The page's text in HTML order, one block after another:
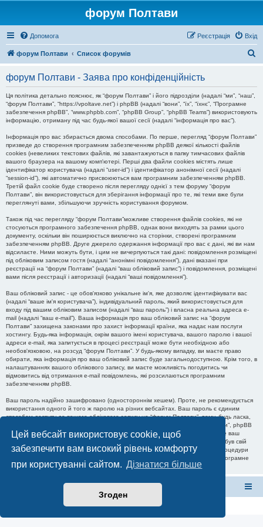
Цей вебсайт використовує cookie, щоб
забезпечити вам високий рівень комфорту
при користуванні сайтом. Дізнатися більше
Згоден
форум Полтави
Допомога Вхід
Реєстрація
форум Полтави Список форумів
форум Полтави - Заява про конфіденційність
Ця політика детально пояснює, як “форум Полтави” і його підрозділи (надалі “ми”, “наш”,
“форум Полтави”, “https://vpoltave.net”) і phpBB (надалі “вони”, “їх”, “їхнє”, “Програмне
забезпечення phpBB”, “www.phpbb.com”, “phpBB Group”, “phpBB Teams”) використовують
інформацію, отриману під час будь-якої вашої сесії (надалі “інформація про вас”).
Інформація про вас збирається двома способами. По перше, перегляд “форум Полтави”
призведе до створення програмним забезпеченням phpBB деякої кількості файлів
cookies (невеликих текстових файлів, які завантажуються в папку тимчасових файлів
вашого браузера на вашому комп'ютері. Перші два файли cookies містять лише
ідентифікатор користувача (надалі “user-id”) і ідентифікатор анонімної сесії (надалі
“session-id”), які автоматично присвоюються вам програмним забезпеченням phpBB.
Третій файл cookie буде створено після перегляду однієї з тем форуму “форум
Полтави”, він використовується для зберігання інформації про те, які теми вже були
переглянуті вами, збільшуючи зручність користування форумом.
Також під час перегляду “форум Полтави”можливе створення файлів cookies, які не
стосуються програмного забезпечення phpBB, однак вони виходять за рамки цього
документу, оскільки він поширюється виключно на сторінки, створені програмним
забезпеченням phpBB. Друге джерело одержання інформації про вас є дані, які ви нам
відсилаєте. Ними можуть бути, і цим не вичерпуються такі дані: повідомлення розміщені
під обліковим записом гостя (надалі “анонімні повідомлення”), дані вказані при
реєстрації на “форум Полтави” (надалі “ваш обліковий запис”) і повідомлення, розміщені
вами після реєстрації і авторизації (надалі “ваші повідомлення”).
Ваш обліковий запис - це обов'язково унікальне ім'я, яке дозволяє ідентифікувати вас
(надалі “ваше ім'я користувача”), індивідуальний пароль, який використовується для
входу під вашим обліковим записом (надалі “ваш пароль”) і власна реальна адреса e-
mail (надалі “ваш e-mail”). Ваша інформація про ваш обліковий запис на “форум
Полтави” захищена законами про захист інформації країни, яка надає нам послуги
хостингу. Будь-яка інформація, окрім вашого імені користувача, вашого паролю і вашої
адреси e-mail, яка запитується в процесі реєстрації може бути необхідною або
необов'язковою, на розсуд “форум Полтави”. У будь-якому випадку, ви маєте право
обирати, яка інформація про ваш обліковий запис буде загальнодоступною. Крім того, в
налаштуваннях вашого облікового запису, ви маєте можливість погодитись чи
відмовитись від отримання e-mail повідомлень, які розсилаються програмним
забезпеченням phpBB.
Ваш пароль надійно зашифровано (одностороннім хешем). Проте, не рекомендується
використання одного й того ж паролю на різних вебсайтах. Ваш пароль є єдиним
способом доступу до вашого облікового запису на “форум Полтави”, тому, будь ласка,
тримайте його в таємниці, і при будь-яких обставинах ніхто з “форум Полтави”, phpBB
чи якісь треті особи, не мають права запитати ваш пароль. Якщо ви забудете ваш
пароль до вашого облікового запису, ви можете скористатись функцією “Я забув свій
пароль”, яка передбачена програмним забезпеченням phpBB. Під час цієї процедури
вам буде необхідно ввести ваше ім'я користувача та ваш e-mail, після чого програмне
забезпечення phpBB згенерує новий пароль до вашого облікового запису.
форум Полтави
Умови